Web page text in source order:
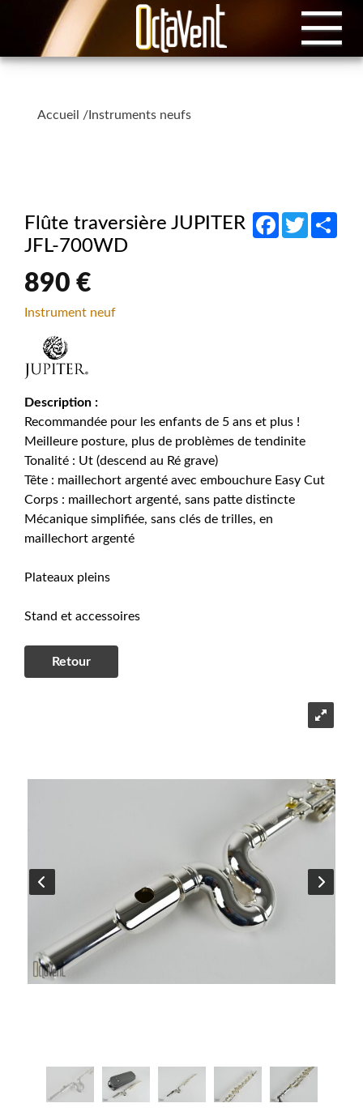
Accueil / Instruments neufs
Facebook
Twitter
Flûte traversière JUPITER
JFL-700WD
890 €
Instrument neuf
Description :
Recommandée pour les enfants de 5 ans et plus !
Meilleure posture, plus de problèmes de tendinite
Tonalité : Ut (descend au Ré grave)
Tête : maillechort argenté avec embouchure Easy Cut
Corps : maillechort argenté, sans patte distincte
Mécanique simplifiée, sans clés de trilles, en
maillechort argenté
Plateaux pleins
Stand et accessoires
Retour